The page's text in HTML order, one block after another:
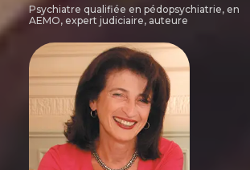
Psychiatre qualifiée en pédopsychiatrie, en
AEMO, expert judiciaire, auteure